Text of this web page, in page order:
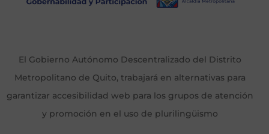
El Gobierno Autónomo Descentralizado del Distrito
Metropolitano de Quito, trabajará en alternativas para
garantizar accesibilidad web para los grupos de atención
y promoción en el uso de plurilingüismo